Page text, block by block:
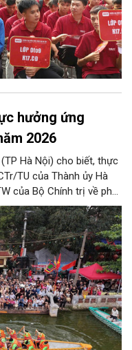
hưởng ứng
2026
Hà Nội) cho biết, thực
TU của Thành ủy Hà
của Bộ Chính trị về phát
UBND Thành phố Hà Nội,
động trong tháng
Nam” năm 2026 trên